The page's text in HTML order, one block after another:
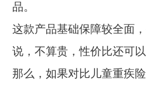
品。
这款产品基础保障较全面
说，不算贵，性价比还可以
那么，如果对比儿童重疾